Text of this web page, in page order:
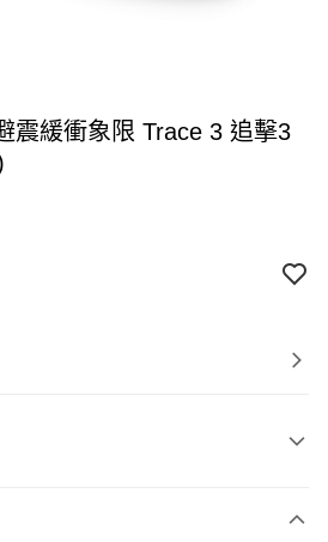
震緩衝象限 Trace 3 追擊3